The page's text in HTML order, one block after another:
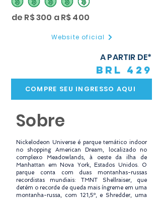
classificação média é 4 de 5
de R$ 300 a R$ 400
Website oficial
A PARTIR DE*
BRL 429
COMPRE SEU INGRESSO AQUI
Sobre
Nickelodeon Universe é parque temático indoor
no shopping American Dream, localizado no
complexo Meadowlands, à oeste da ilha de
Manhattan em Nova York, Estados Unidos. O
parque conta com duas montanhas-russas
recordistas mundiais: TMNT Shellraiser, que
detém o recorde de queda mais íngreme em uma
montanha-russa, com 121,5º, e Shredder, uma